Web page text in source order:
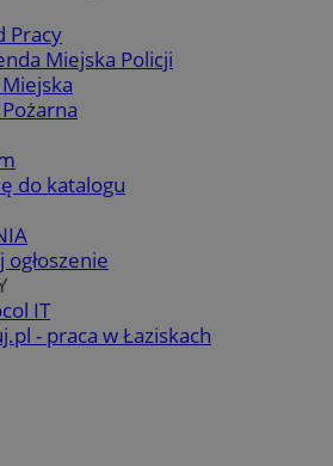
Pracy
Miejska Policji
do katalogu
ogłoszenie
IT
- praca w Łaziskach